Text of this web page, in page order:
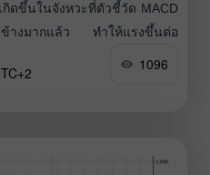
ดขึ้นในจังหวะที่ตัวชี้วัด MACD
ข้างมากแล้ว ทำให้แรงขึ้นต่อ
นี้ผมจึงไม่เข้าซื้อดอลลาร์ การ
นำไปสู่การใช้แผนขายดอลลาร์
1096